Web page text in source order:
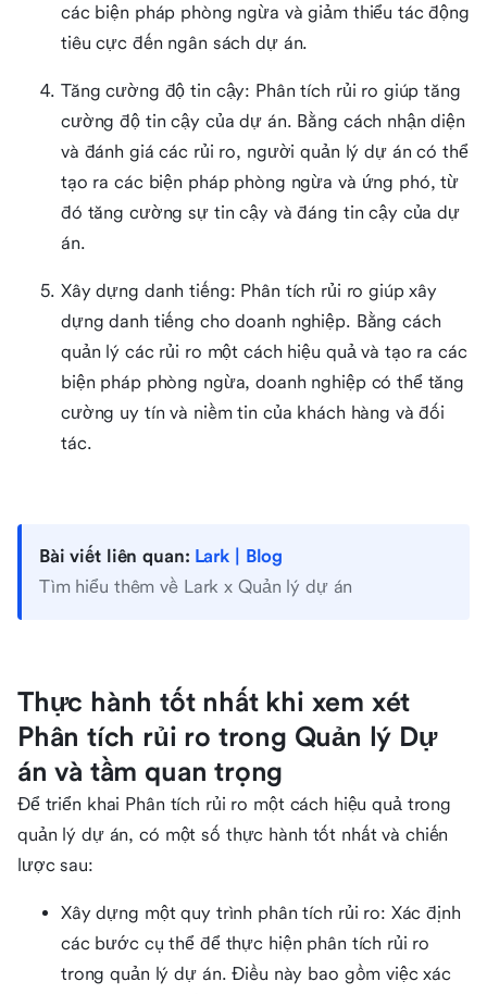
các biện pháp phòng ngừa và giảm thiểu tác động
tiêu cực đến ngân sách dự án.
Tăng cường độ tin cậy: Phân tích rủi ro giúp tăng
cường độ tin cậy của dự án. Bằng cách nhận diện
và đánh giá các rủi ro, người quản lý dự án có thể
tạo ra các biện pháp phòng ngừa và ứng phó, từ
đó tăng cường sự tin cậy và đáng tin cậy của dự
án.
Xây dựng danh tiếng: Phân tích rủi ro giúp xây
dựng danh tiếng cho doanh nghiệp. Bằng cách
quản lý các rủi ro một cách hiệu quả và tạo ra các
biện pháp phòng ngừa, doanh nghiệp có thể tăng
cường uy tín và niềm tin của khách hàng và đối
tác.
Bài viết liên quan: Lark | Blog
Tìm hiểu thêm về Lark x Quản lý dự án
Thực hành tốt nhất khi xem xét
Phân tích rủi ro trong Quản lý Dự
án và tầm quan trọng
Để triển khai Phân tích rủi ro một cách hiệu quả trong
quản lý dự án, có một số thực hành tốt nhất và chiến
lược sau:
Xây dựng một quy trình phân tích rủi ro: Xác định
các bước cụ thể để thực hiện phân tích rủi ro
trong quản lý dự án. Điều này bao gồm việc xác